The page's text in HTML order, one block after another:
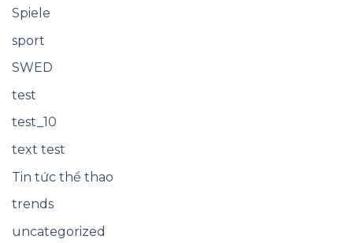
Spiele
sport
SWED
test
test_10
text test
Tin tức thể thao
trends
uncategorized